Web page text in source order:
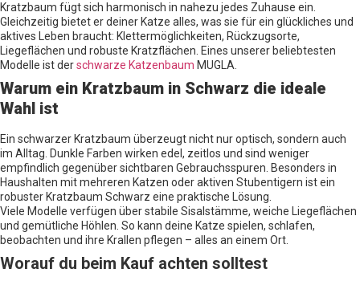
Kratzbaum fügt sich harmonisch in nahezu jedes Zuhause ein.
Gleichzeitig bietet er deiner Katze alles, was sie für ein glückliches und
aktives Leben braucht: Klettermöglichkeiten, Rückzugsorte,
Liegeflächen und robuste Kratzflächen. Eines unserer beliebtesten
Modelle ist derschwarze Katzenbaum MUGLA.
Warum ein Kratzbaum in Schwarz die ideale
Wahl ist
Ein schwarzer Kratzbaum überzeugt nicht nur optisch, sondern auch
im Alltag. Dunkle Farben wirken edel, zeitlos und sind weniger
empfindlich gegenüber sichtbaren Gebrauchsspuren. Besonders in
Haushalten mit mehreren Katzen oder aktiven Stubentigern ist ein
robuster Kratzbaum Schwarz eine praktische Lösung.
Viele Modelle verfügen über stabile Sisalstämme, weiche Liegeflächen
und gemütliche Höhlen. So kann deine Katze spielen, schlafen,
beobachten und ihre Krallen pflegen – alles an einem Ort.
Worauf du beim Kauf achten solltest